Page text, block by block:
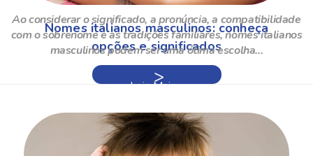
Nomes italianos masculinos: conheça
opções e significados
Ao considerar o significado, a pronúncia, a compatibilidade
com o sobrenome e as tradições familiares, nomes italianos
masculinos podem ser uma ótima escolha...
Leia Mais »